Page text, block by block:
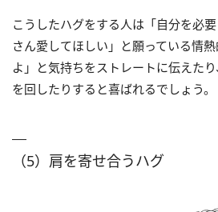
こうしたハグをする人は「自分を必
さん愛してほしい」と願っている情
よ」と気持ちをストレートに伝えた
を回したりすると喜ばれるでしょう。
（5）肩を寄せ合うハグ